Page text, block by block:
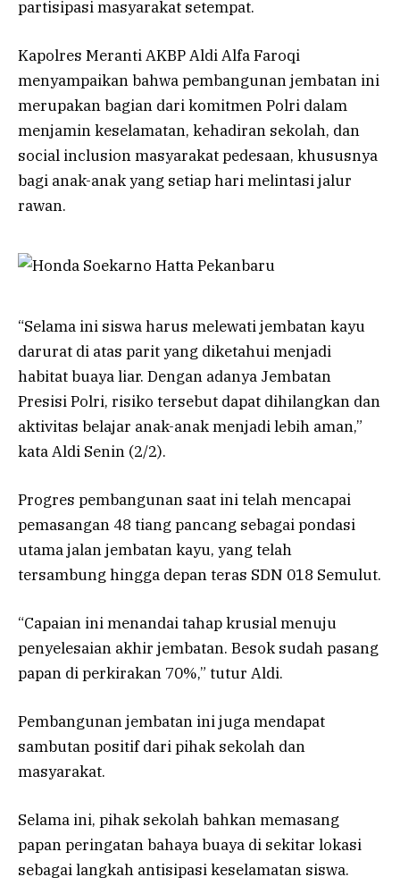
partisipasi masyarakat setempat.
Kapolres Meranti AKBP Aldi Alfa Faroqi
menyampaikan bahwa pembangunan jembatan ini
merupakan bagian dari komitmen Polri dalam
menjamin keselamatan, kehadiran sekolah, dan
social inclusion masyarakat pedesaan, khususnya
bagi anak-anak yang setiap hari melintasi jalur
rawan.
“Selama ini siswa harus melewati jembatan kayu
darurat di atas parit yang diketahui menjadi
habitat buaya liar. Dengan adanya Jembatan
Presisi Polri, risiko tersebut dapat dihilangkan dan
aktivitas belajar anak-anak menjadi lebih aman,”
kata Aldi Senin (2/2).
Progres pembangunan saat ini telah mencapai
pemasangan 48 tiang pancang sebagai pondasi
utama jalan jembatan kayu, yang telah
tersambung hingga depan teras SDN 018 Semulut.
“Capaian ini menandai tahap krusial menuju
penyelesaian akhir jembatan. Besok sudah pasang
papan di perkirakan 70%,” tutur Aldi.
Pembangunan jembatan ini juga mendapat
sambutan positif dari pihak sekolah dan
masyarakat.
Selama ini, pihak sekolah bahkan memasang
papan peringatan bahaya buaya di sekitar lokasi
sebagai langkah antisipasi keselamatan siswa.